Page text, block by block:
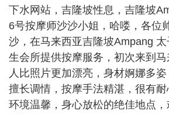
下水网站， 吉隆坡性息 ，吉隆坡
6号按摩师沙沙小姐，哈喽，各位
沙，在马来西亚吉隆坡Ampang
生会所提供按摩服务，初次来到
人比照片更加漂亮，身材婀娜多姿
擅长调情，按摩手法精湛，很有
环境温馨，身心放松的绝佳地点